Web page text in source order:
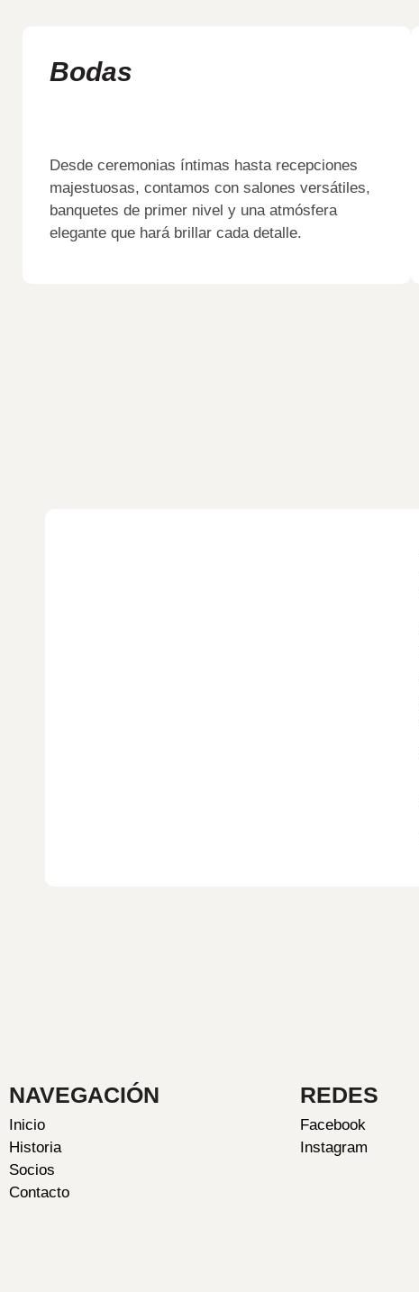
Bodas
Desde ceremonias íntimas hasta recepciones
majestuosas, contamos con salones versátiles,
banquetes de primer nivel y una atmósfera
elegante que hará brillar cada detalle.
NAVEGACIÓN
Inicio
Historia
Socios
Contacto
REDES
Facebook
Instagram